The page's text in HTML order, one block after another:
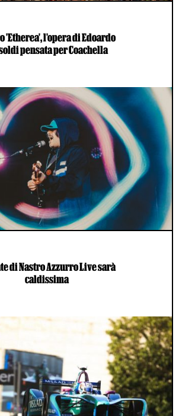
'Etherea', l'opera di Edoardo
pensata per Coachella
di Nastro Azzurro Live sarà
caldissima